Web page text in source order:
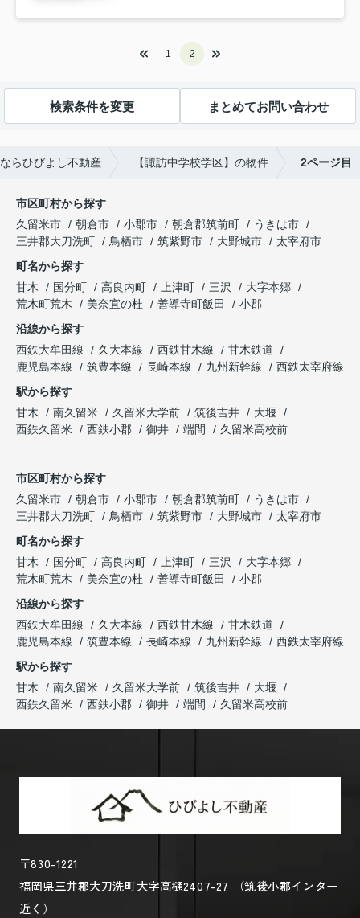
1 2
検索条件を変更 まとめてお問い合わせ
らひびよし不動産 【諏訪中学校学区】の物件 2ページ目
市区町村から探す
久留米市
朝倉市 小郡市 朝倉郡筑前町
うきは市
三井郡大刀洗町
鳥栖市 筑紫野市 大野城市
太宰府市
町名から探す
甘木
国分町 高良内町 上津町 三沢
大字本郷
荒木町荒木
美奈宜の杜 善導寺町飯田
小郡
沿線から探す
西鉄大牟田線
久大本線 西鉄甘木線
甘木鉄道
鹿児島本線
筑豊本線 長崎本線 九州新幹線
西鉄太宰府線
駅から探す
甘木
南久留米 久留米大学前 筑後吉井
大堰
西鉄久留米
西鉄小郡 御井 端間 久留米高校前
市区町村から探す
久留米市
朝倉市 小郡市 朝倉郡筑前町
うきは市
三井郡大刀洗町
鳥栖市 筑紫野市 大野城市
太宰府市
町名から探す
甘木
国分町 高良内町 上津町 三沢
大字本郷
荒木町荒木
美奈宜の杜 善導寺町飯田
小郡
沿線から探す
西鉄大牟田線
久大本線 西鉄甘木線
甘木鉄道
鹿児島本線
筑豊本線 長崎本線 九州新幹線
西鉄太宰府線
駅から探す
甘木
南久留米 久留米大学前 筑後吉井
大堰
西鉄久留米
西鉄小郡 御井 端間 久留米高校前
〒830-1221
福岡県三井郡大刀洗町大字高樋2407-27 （筑後小郡インター
近く）